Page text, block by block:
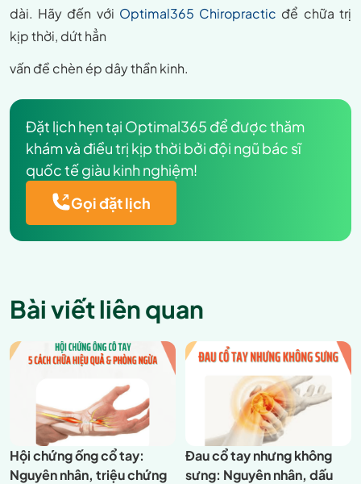
dài. Hãy đến với Optimal365 Chiropractic để chữa trị
kịp thời, dứt hẳn
vấn đề chèn ép dây thần kinh.
Đặt lịch hẹn tại Optimal365 để được thăm
khám và điều trị kịp thời bởi đội ngũ bác sĩ
quốc tế giàu kinh nghiệm!
Gọi đặt lịch
Bài viết liên quan
Hội chứng ống cổ tay:
Nguyên nhân, triệu chứng
Đau cổ tay nhưng không
sưng: Nguyên nhân, dấu